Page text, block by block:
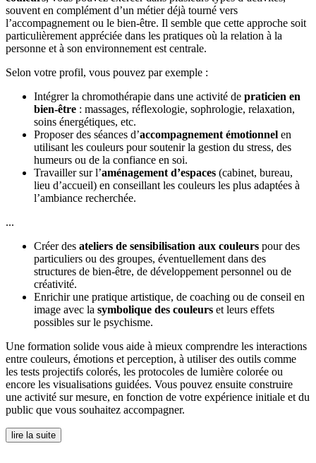
souvent en complément d’un métier déjà tourné vers
l’accompagnement ou le bien-être. Il semble que cette approche soit
particulièrement appréciée dans les pratiques où la relation à la
personne et à son environnement est centrale.
Selon votre profil, vous pouvez par exemple :
Intégrer la chromothérapie dans une activité de praticien en
bien-être : massages, réflexologie, sophrologie, relaxation,
soins énergétiques, etc.
Proposer des séances d’accompagnement émotionnel en
utilisant les couleurs pour soutenir la gestion du stress, des
humeurs ou de la confiance en soi.
Travailler sur l’aménagement d’espaces (cabinet, bureau,
lieu d’accueil) en conseillant les couleurs les plus adaptées à
l’ambiance recherchée.
...
Créer des ateliers de sensibilisation aux couleurs pour des
particuliers ou des groupes, éventuellement dans des
structures de bien-être, de développement personnel ou de
créativité.
Enrichir une pratique artistique, de coaching ou de conseil en
image avec la symbolique des couleurs et leurs effets
possibles sur le psychisme.
Une formation solide vous aide à mieux comprendre les interactions
entre couleurs, émotions et perception, à utiliser des outils comme
les tests projectifs colorés, les protocoles de lumière colorée ou
encore les visualisations guidées. Vous pouvez ensuite construire
une activité sur mesure, en fonction de votre expérience initiale et du
public que vous souhaitez accompagner.
lire la suite